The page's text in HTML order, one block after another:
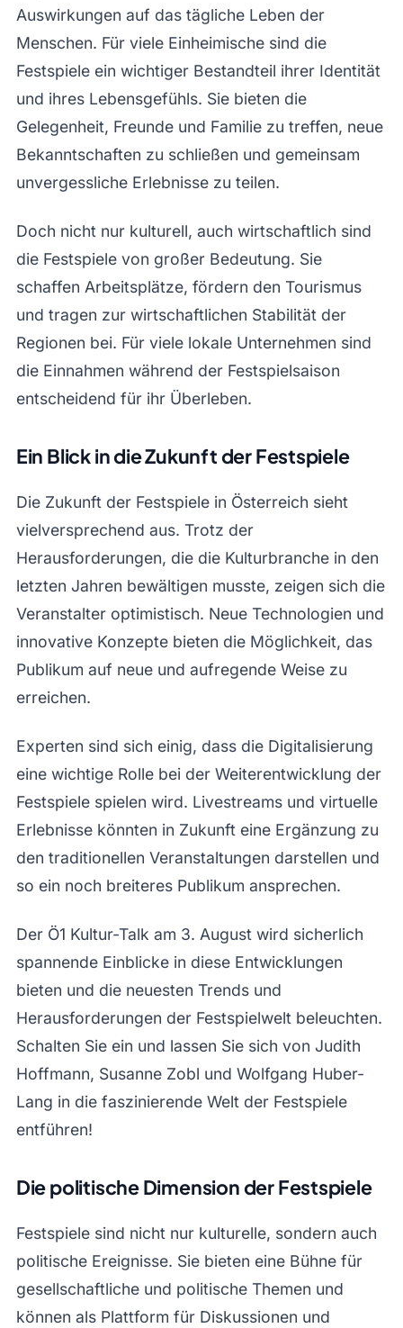
Auswirkungen auf das tägliche Leben der
Menschen. Für viele Einheimische sind die
Festspiele ein wichtiger Bestandteil ihrer Identität
und ihres Lebensgefühls. Sie bieten die
Gelegenheit, Freunde und Familie zu treffen, neue
Bekanntschaften zu schließen und gemeinsam
unvergessliche Erlebnisse zu teilen.
Doch nicht nur kulturell, auch wirtschaftlich sind
die Festspiele von großer Bedeutung. Sie
schaffen Arbeitsplätze, fördern den Tourismus
und tragen zur wirtschaftlichen Stabilität der
Regionen bei. Für viele lokale Unternehmen sind
die Einnahmen während der Festspielsaison
entscheidend für ihr Überleben.
Ein Blick in die Zukunft der Festspiele
Die Zukunft der Festspiele in Österreich sieht
vielversprechend aus. Trotz der
Herausforderungen, die die Kulturbranche in den
letzten Jahren bewältigen musste, zeigen sich die
Veranstalter optimistisch. Neue Technologien und
innovative Konzepte bieten die Möglichkeit, das
Publikum auf neue und aufregende Weise zu
erreichen.
Experten sind sich einig, dass die Digitalisierung
eine wichtige Rolle bei der Weiterentwicklung der
Festspiele spielen wird. Livestreams und virtuelle
Erlebnisse könnten in Zukunft eine Ergänzung zu
den traditionellen Veranstaltungen darstellen und
so ein noch breiteres Publikum ansprechen.
Der Ö1 Kultur-Talk am 3. August wird sicherlich
spannende Einblicke in diese Entwicklungen
bieten und die neuesten Trends und
Herausforderungen der Festspielwelt beleuchten.
Schalten Sie ein und lassen Sie sich von Judith
Hoffmann, Susanne Zobl und Wolfgang Huber-
Lang in die faszinierende Welt der Festspiele
entführen!
Die politische Dimension der Festspiele
Festspiele sind nicht nur kulturelle, sondern auch
politische Ereignisse. Sie bieten eine Bühne für
gesellschaftliche und politische Themen und
können als Plattform für Diskussionen und